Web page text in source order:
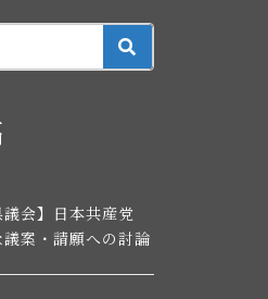
SEARCH
議会】日本共産党
案・請願への討論